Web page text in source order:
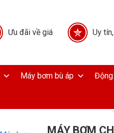
Ưu đãi về giá Uy
Máy bơm bù áp
MÁY BƠM